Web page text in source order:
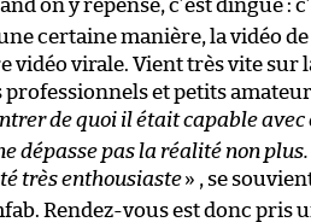
on y repense, c’est dingue :
certaine manière, la vidéo
vidéo virale. Vient très vite sur
professionnels et petits
de quoi il était capable avec
dépasse pas la réalité non plus.
très enthousiaste» , se
Rendez-vous est donc pris